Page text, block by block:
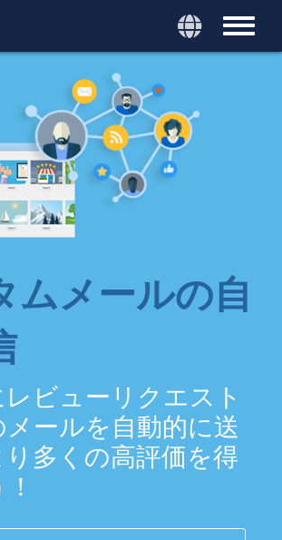
ムメールの自
ビューリクエスト
ールを自動的に送
多くの高評価を得